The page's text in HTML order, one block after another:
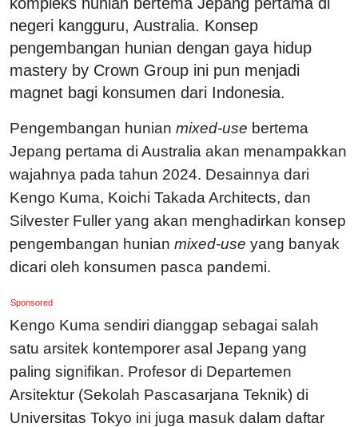
negeri kangguru, Australia. Konsep
pengembangan hunian dengan gaya hidup
mastery by Crown Group ini pun menjadi
magnet bagi konsumen dari Indonesia.
Pengembangan hunian mixed-use bertema
Jepang pertama di Australia akan menampakkan
wajahnya pada tahun 2024. Desainnya dari
Kengo Kuma, Koichi Takada Architects, dan
Silvester Fuller yang akan menghadirkan konsep
pengembangan hunian mixed-use yang banyak
dicari oleh konsumen pasca pandemi.
Sponsored
Kengo Kuma sendiri dianggap sebagai salah
satu arsitek kontemporer asal Jepang yang
paling signifikan. Profesor di Departemen
Arsitektur (Sekolah Pascasarjana Teknik) di
Universitas Tokyo ini juga masuk dalam daftar